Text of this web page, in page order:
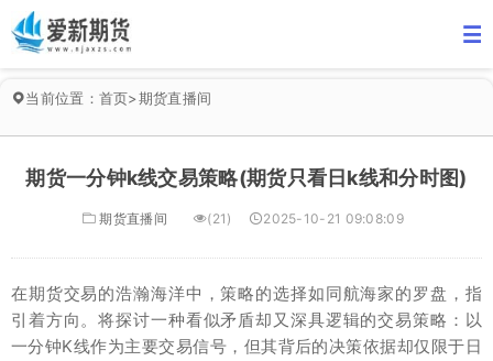
当前位置： 首页>期货直播间
期货一分钟k线交易策略(期货只看日k线和分时图)
期货直播间 (21) 2025-10-21 09:08:09
在期货交易的浩瀚海洋中，策略的选择如同航海家的罗盘，指
引着方向。将探讨一种看似矛盾却又深具逻辑的交易策略：以
一分钟K线作为主要交易信号，但其背后的决策依据却仅限于日